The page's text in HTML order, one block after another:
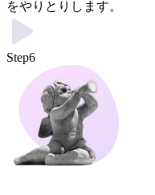
をやりとりします。
Step6